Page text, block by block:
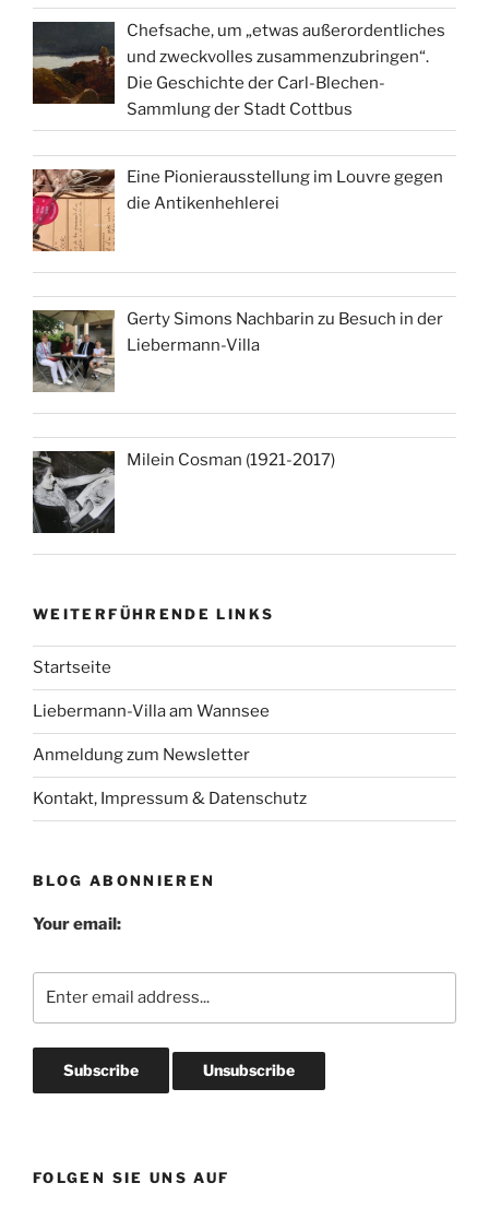
Chefsache, um „etwas außerordentliches
und zweckvolles zusammenzubringen“.
Die Geschichte der Carl-Blechen-
Sammlung der Stadt Cottbus
Eine Pionierausstellung im Louvre gegen
die Antikenhehlerei
Gerty Simons Nachbarin zu Besuch in der
Liebermann-Villa
Milein Cosman (1921-2017)
WEITERFÜHRENDE LINKS
Startseite
Liebermann-Villa am Wannsee
Anmeldung zum Newsletter
Kontakt, Impressum & Datenschutz
BLOG ABONNIEREN
Your email:
FOLGEN SIE UNS AUF